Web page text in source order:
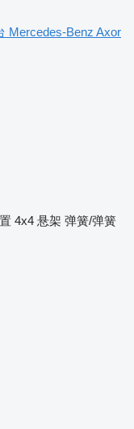
Mercedes-Benz Axor
4x4 悬架 弹簧/弹簧